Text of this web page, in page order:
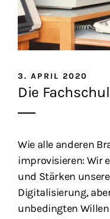
3. APRIL 2020
Die
Wie alle anderen
improvisieren: Wir
und Stärken
Digitalisierung,
unbedingten